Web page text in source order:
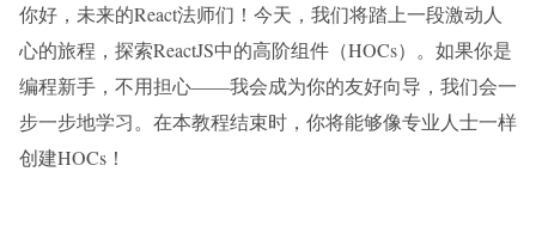
你好，未来的React法师们！今天，我们将踏上一段激动人
心的旅程，探索ReactJS中的高阶组件（HOCs）。如果你是
编程新手，不用担心——我会成为你的友好向导，我们会一
步一步地学习。在本教程结束时，你将能够像专业人士一样
创建HOCs！